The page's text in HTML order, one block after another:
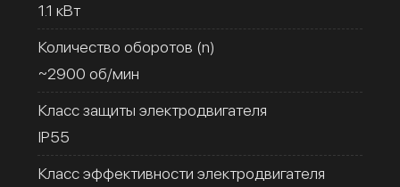
1.1 кВт
Количество оборотов (n)
~2900 об/мин
Класс защиты электродвигателя
IP55
Класс эффективности электродвигателя